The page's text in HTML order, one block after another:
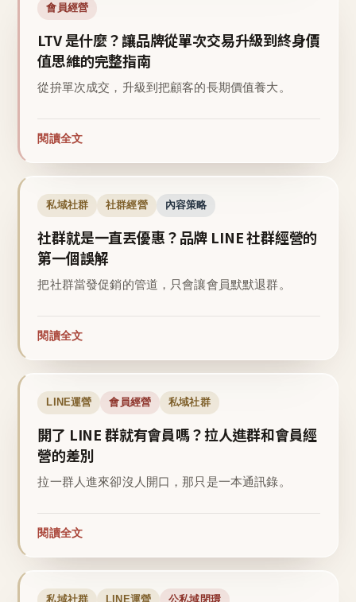
會員經營
LTV 是什麼？讓品牌從單次交易升級到終身價
值思維的完整指南
從拚單次成交，升級到把顧客的長期價值養大。
閱讀全文
私域社群 社群經營 內容策略
社群就是一直丟優惠？品牌 LINE 社群經營的
第一個誤解
把社群當發促銷的管道，只會讓會員默默退群。
閱讀全文
LINE運營 會員經營 私域社群
開了 LINE 群就有會員嗎？拉人進群和會員經
營的差別
拉一群人進來卻沒人開口，那只是一本通訊錄。
閱讀全文